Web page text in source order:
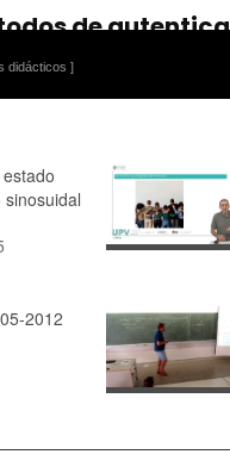
didácticos ]
2012